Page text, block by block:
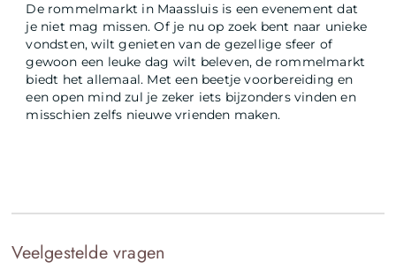
De rommelmarkt in Maassluis is een evenement dat
je niet mag missen. Of je nu op zoek bent naar unieke
vondsten, wilt genieten van de gezellige sfeer of
gewoon een leuke dag wilt beleven, de rommelmarkt
biedt het allemaal. Met een beetje voorbereiding en
een open mind zul je zeker iets bijzonders vinden en
misschien zelfs nieuwe vrienden maken.
Veelgestelde vragen